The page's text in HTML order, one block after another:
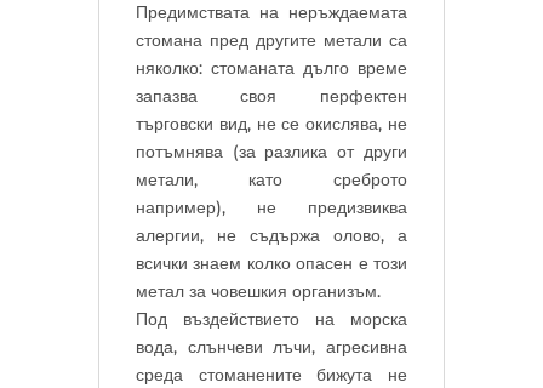
Предимствата на неръждаемата
стомана пред другите метали са
няколко: стоманата дълго време
запазва своя перфектен
търговски вид, не се окислява, не
потъмнява (за разлика от други
метали, като среброто
например), не предизвиква
алергии, не съдържа олово, а
всички знаем колко опасен е този
метал за човешкия организъм.
Под въздействието на морска
вода, слънчеви лъчи, агресивна
среда стоманените бижута не